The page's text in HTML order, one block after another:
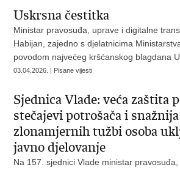
Uskrsna čestitka
Ministar pravosuđa, uprave i digitalne
Habijan, zajedno s djelatnicima
povodom najvećeg kršćanskog blagdana
03.04.2026. | Pisane vijesti
Sjednica Vlade: veća zaštita
stečajevi potrošača i
zlonamjernih tužbi osoba
javno djelovanje
Na 157. sjednici Vlade ministar